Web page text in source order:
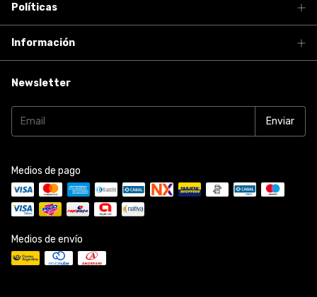
Políticas
Información
Newsletter
Medios de pago
Medios de envío